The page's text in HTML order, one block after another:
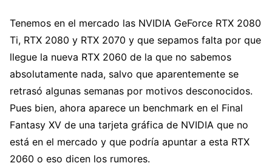
Tenemos en el mercado las NVIDIA GeForce RTX 2080
Ti, RTX 2080 y RTX 2070 y que sepamos falta por que
llegue la nueva RTX 2060 de la que no sabemos
absolutamente nada, salvo que aparentemente se
retrasó algunas semanas por motivos desconocidos.
Pues bien, ahora aparece un benchmark en el Final
Fantasy XV de una tarjeta gráfica de NVIDIA que no
está en el mercado y que podría apuntar a esta RTX
2060 o eso dicen los rumores.